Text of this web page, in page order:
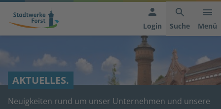
Hauptnavigation
anspringen
Inhaltsbereich
der
anspringen
Footer
anspringen
Login Suche Menü
AKTUELLES.
Neuigkeiten rund um unser Unternehmen und unsere